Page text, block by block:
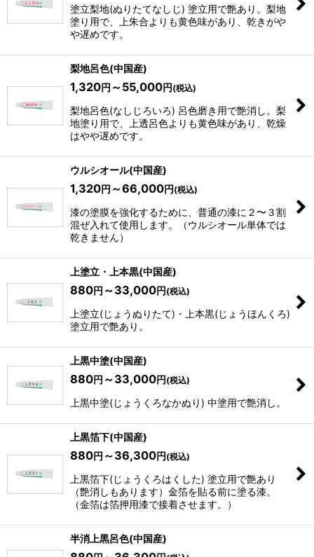
塗立梨地(ぬりたてなしじ) 塗立用で艶あり。梨地
塗り用で、上朱合よりも黄色味があり、乾きがや
や遅めです。
梨地呂色(中国産)
1,320円 ～55,000円(税込)
梨地呂色(なしじろいろ) 呂色磨き用で艶消し。梨
地塗り用で、上透呂色よりも黄色味があり、乾燥
はやや遅めです。
ウルシオール(中国産)
1,320円 ～66,000円(税込)
漆の塗膜を強化するために、普通の漆に２〜３割
混ぜ入れて使用します。（ウルシオール単体では
乾きません）
上塗立・上本黒(中国産)
880円 ～33,000円(税込)
上塗立(じょうぬりたて)・上本黒(じょうほんくろ)
塗立用で艶あり。
上黒中塗(中国産)
880円 ～33,000円(税込)
上黒中塗(じょうくろなかぬり) 中塗用で艶消し。
上黒箔下(中国産)
880円 ～36,300円(税込)
上黒箔下(じょうくろはくした) 塗立用で艶あり
（艶消しもあります）金箔を貼る前に塗る漆。
（金箔は箔押用漆で接着させます。）
半消上黒呂色(中国産)